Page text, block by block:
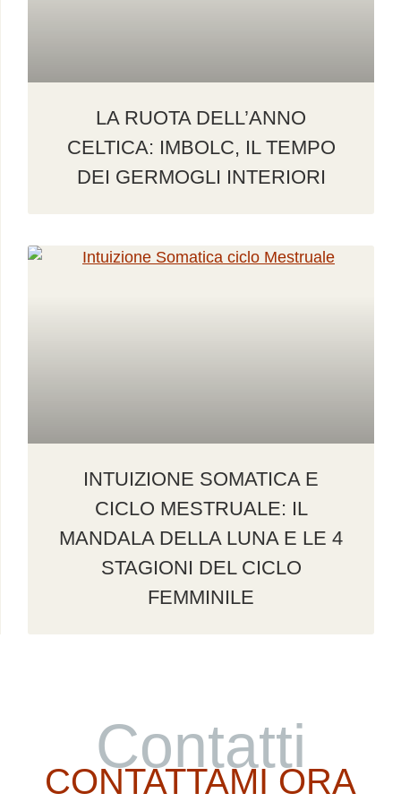
LA RUOTA DELL’ANNO
CELTICA: IMBOLC, IL TEMPO
DEI GERMOGLI INTERIORI
INTUIZIONE SOMATICA E
CICLO MESTRUALE: IL
MANDALA DELLA LUNA E LE 4
STAGIONI DEL CICLO
FEMMINILE
Contatti
CONTATTAMI ORA